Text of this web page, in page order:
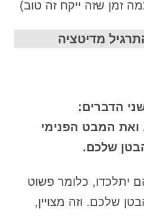
זמן שזה ייקח זה טוב)
מדיטציה
הדברים:
המבט הפנימי
שלכם.
יתלכדו, כלומר פשוט
שלכם. וזה מצויין,